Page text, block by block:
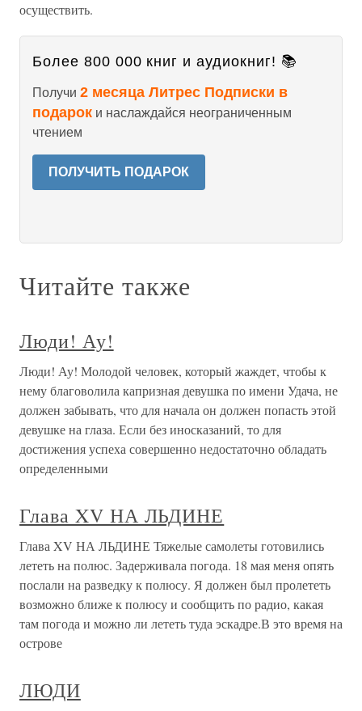
осуществить.
Более 800 000 книг и аудиокниг! 📚
Получи 2 месяца Литрес Подписки в
подарок и наслаждайся неограниченным
чтением
ПОЛУЧИТЬ ПОДАРОК
Читайте также
Люди! Ау!
Люди! Ау! Молодой человек, который жаждет, чтобы к
нему благоволила капризная девушка по имени Удача, не
должен забывать, что для начала он должен попасть этой
девушке на глаза. Если без иносказаний, то для
достижения успеха совершенно недостаточно обладать
определенными
Глава XV НА ЛЬДИНЕ
Глава XV НА ЛЬДИНЕ Тяжелые самолеты готовились
лететь на полюс. Задерживала погода. 18 мая меня опять
послали на разведку к полюсу. Я должен был пролететь
возможно ближе к полюсу и сообщить по радио, какая
там погода и можно ли лететь туда эскадре.В это время на
острове
ЛЮДИ